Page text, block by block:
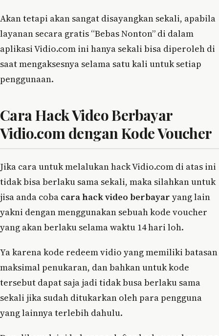
Akan tetapi akan sangat disayangkan sekali, apabila
layanan secara gratis “Bebas Nonton” di dalam
aplikasi Vidio.com ini hanya sekali bisa diperoleh di
saat mengaksesnya selama satu kali untuk setiap
penggunaan.
Cara Hack Video Berbayar
Vidio.com dengan Kode Voucher
Jika cara untuk melalukan hack Vidio.com di atas ini
tidak bisa berlaku sama sekali, maka silahkan untuk
jisa anda coba cara hack video berbayar yang lain
yakni dengan menggunakan sebuah kode voucher
yang akan berlaku selama waktu 14 hari loh.
Ya karena kode redeem vidio yang memiliki batasan
maksimal penukaran, dan bahkan untuk kode
tersebut dapat saja jadi tidak busa berlaku sama
sekali jika sudah ditukarkan oleh para pengguna
yang lainnya terlebih dahulu.